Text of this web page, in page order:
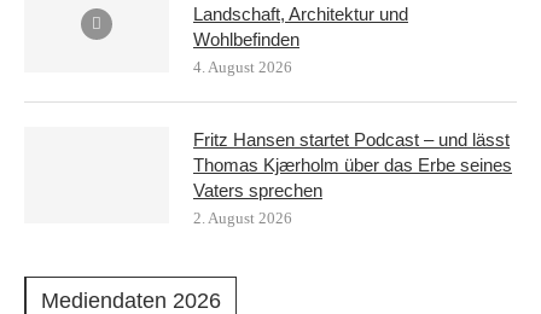
Landschaft, Architektur und
Wohlbefinden
4. August 2026
Fritz Hansen startet Podcast – und lässt
Thomas Kjærholm über das Erbe seines
Vaters sprechen
2. August 2026
Mediendaten 2026